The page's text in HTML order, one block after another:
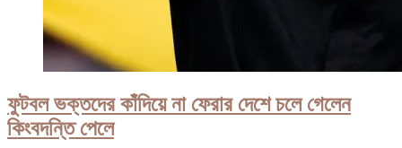
ফুটবল ভক্তদের কাঁদিয়ে না ফেরার দেশে চলে গেলেন
কিংবদন্তি পেলে